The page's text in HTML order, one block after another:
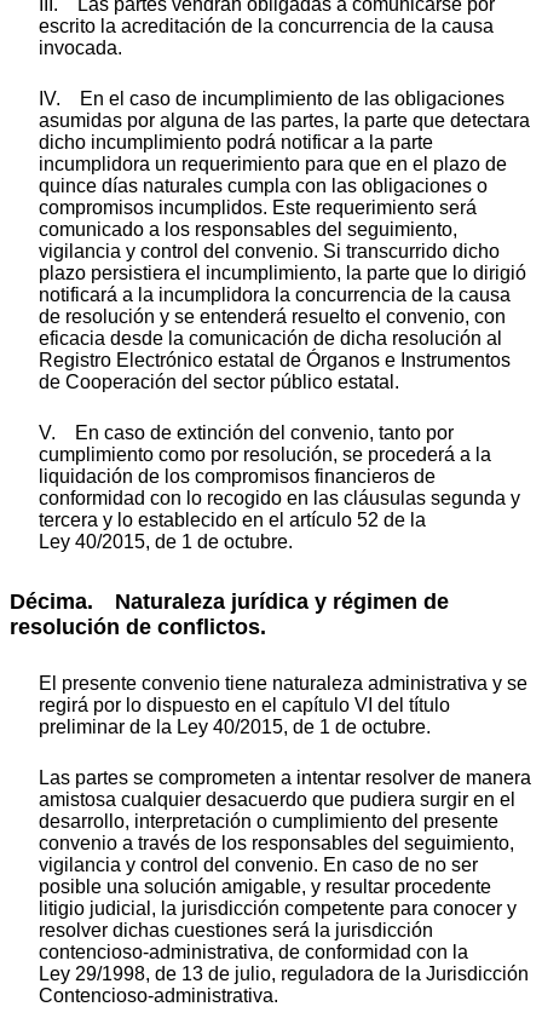
III. Las partes vendrán obligadas a comunicarse por
escrito la acreditación de la concurrencia de la causa
invocada.
IV. En el caso de incumplimiento de las obligaciones
asumidas por alguna de las partes, la parte que detectara
dicho incumplimiento podrá notificar a la parte
incumplidora un requerimiento para que en el plazo de
quince días naturales cumpla con las obligaciones o
compromisos incumplidos. Este requerimiento será
comunicado a los responsables del seguimiento,
vigilancia y control del convenio. Si transcurrido dicho
plazo persistiera el incumplimiento, la parte que lo dirigió
notificará a la incumplidora la concurrencia de la causa
de resolución y se entenderá resuelto el convenio, con
eficacia desde la comunicación de dicha resolución al
Registro Electrónico estatal de Órganos e Instrumentos
de Cooperación del sector público estatal.
V. En caso de extinción del convenio, tanto por
cumplimiento como por resolución, se procederá a la
liquidación de los compromisos financieros de
conformidad con lo recogido en las cláusulas segunda y
tercera y lo establecido en el artículo 52 de la
Ley 40/2015, de 1 de octubre.
Décima. Naturaleza jurídica y régimen de
resolución de conflictos.
El presente convenio tiene naturaleza administrativa y se
regirá por lo dispuesto en el capítulo VI del título
preliminar de la Ley 40/2015, de 1 de octubre.
Las partes se comprometen a intentar resolver de manera
amistosa cualquier desacuerdo que pudiera surgir en el
desarrollo, interpretación o cumplimiento del presente
convenio a través de los responsables del seguimiento,
vigilancia y control del convenio. En caso de no ser
posible una solución amigable, y resultar procedente
litigio judicial, la jurisdicción competente para conocer y
resolver dichas cuestiones será la jurisdicción
contencioso-administrativa, de conformidad con la
Ley 29/1998, de 13 de julio, reguladora de la Jurisdicción
Contencioso-administrativa.